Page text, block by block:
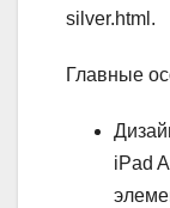
silver.html.
Главные
iPad